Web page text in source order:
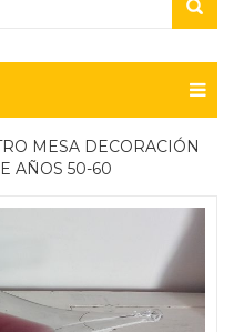
MESA DECORACIÓN
AÑOS 50-60